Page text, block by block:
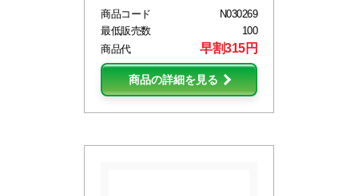
商品コード
N030269
最低販売数
100
商品代
早割315円
商品の詳細を見る